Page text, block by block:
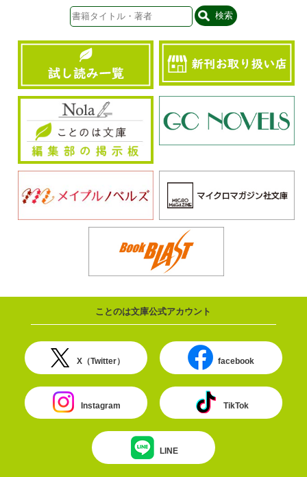
検索
ことのは文庫公式アカウント
X（Twitter） facebook
Instagram TikTok
LINE